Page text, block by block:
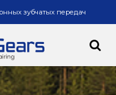
зубчатых передач